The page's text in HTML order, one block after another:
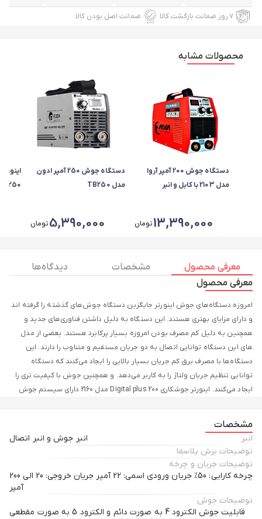
۷ روز ضمانت بازگشت کالا ضمانت اصل بودن کالا
محصولات مشابه
دستگاه جوش 200 آمپر آروا
مدل 2103 با کابل و انبر
13,390,000تومان
دستگاه جوش 250 آمپر ادون
مدل TB250
5,390,000تومان
معرفی محصول مشخصات
دیدگاه ها
معرفی محصول
امروزه دستگاه‌های جوش اینورتر جایگزین دستگاه‌ جوش‌های گذشته را گرفته اند
و دارای مزایای بهتری هستند. این دستگاه به دلیل داشتن فناوری‌های جدید و
همچنین به دلیل کم مصرف بودن امروزه بسیار پرکابرد هستند. بعضی از مدل
های این دستگاه توانایی اتصال به دو جریان مستقیم و متناوب را دارند. این
دستگاه‌ها با مصرف برق کم جریان بسیار بالایی را ایجاد می‌کنند که دستگاه
توانایی تنظیم جریان ولتاژ را به کاربر می‌دهد. و همچنین جوش با کیفیت ‌تری را
ایجاد می‌کنند. اینورتر جوشکاری Digital plus 200 مدل 2160 دارای سیستم جوش
وزن کم و حجم کم این دستگاه کار را بسیار آسان کرده است. این اینورتر مجهز به
ولوم ARC FORC می‌باشد. اینورتر جوشکاری Digital plus 200 مدل 2160 امکان
میدهد. همچنین ای دستگاه دارای دکمه انتخاب الکترود و دکمه انتخاب عملکرد و
مشخصات
انبر
انبر جوش و انبر اتصال
توضیحات برش پلاسما
توضیحات جریان و چرخه
چرخه کارایی: 50% جریان ورودی اسمی: 22 آمپر جریان خروجی: 20 الی 200
آمپر
توضیحات جوش
قابلیت جوش الکترود 4 به صورت دائم و الکترود 5 به صورت مقطعی